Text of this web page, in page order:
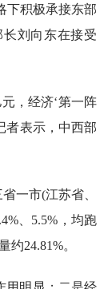
下积极承接东部
刘向东在接受
，经济‘第一阵
者表示，中西部
一市(江苏省、
、5.5%，均跑
24.81%。